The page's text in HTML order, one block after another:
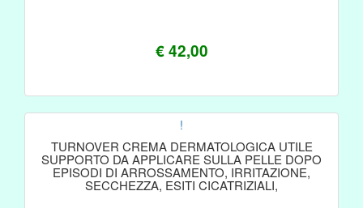
€ 42,00
!
TURNOVER CREMA DERMATOLOGICA UTILE
SUPPORTO DA APPLICARE SULLA PELLE DOPO
EPISODI DI ARROSSAMENTO, IRRITAZIONE,
SECCHEZZA, ESITI CICATRIZIALI,